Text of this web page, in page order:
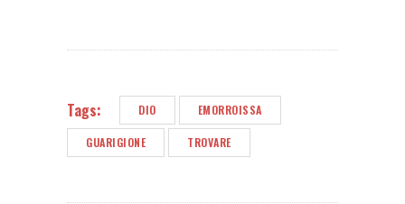
Tags: DIO EMORROISSA
GUARIGIONE TROVARE